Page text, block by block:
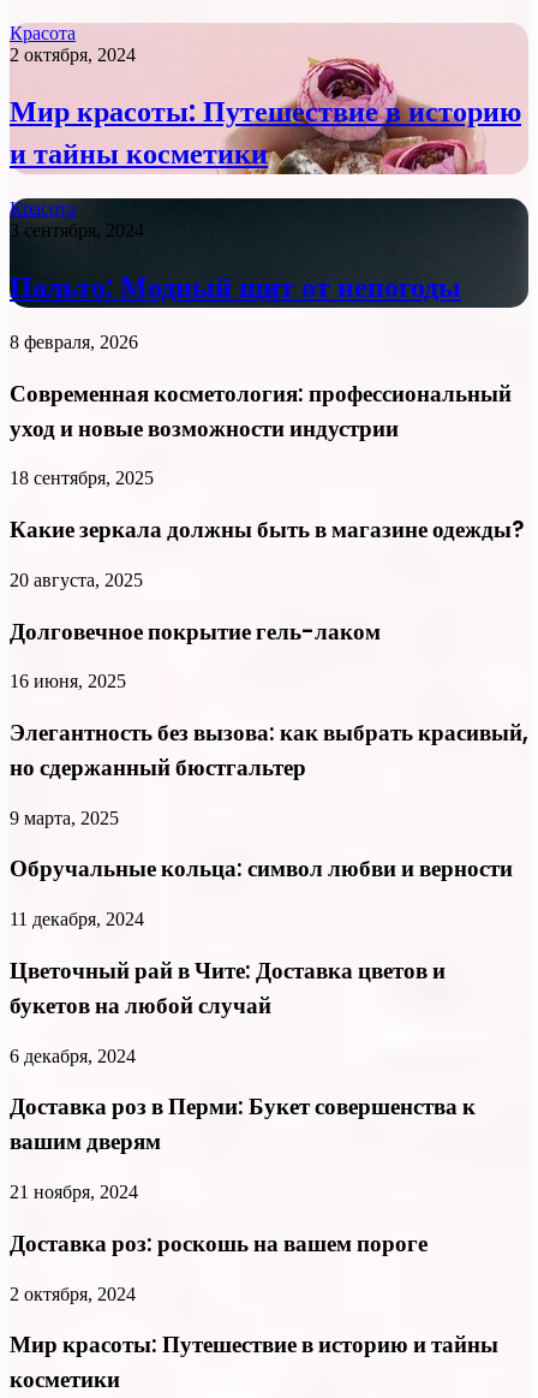
Красота
2 октября, 2024
Мир красоты: Путешествие в историю
и тайны косметики
Красота
3 сентября, 2024
Пальто: Модный щит от непогоды
8 февраля, 2026
Современная косметология: профессиональный
уход и новые возможности индустрии
18 сентября, 2025
Какие зеркала должны быть в магазине одежды?
20 августа, 2025
Долговечное покрытие гель-лаком
16 июня, 2025
Элегантность без вызова: как выбрать красивый,
но сдержанный бюстгальтер
9 марта, 2025
Обручальные кольца: символ любви и верности
11 декабря, 2024
Цветочный рай в Чите: Доставка цветов и
букетов на любой случай
6 декабря, 2024
Доставка роз в Перми: Букет совершенства к
вашим дверям
21 ноября, 2024
Доставка роз: роскошь на вашем пороге
2 октября, 2024
Мир красоты: Путешествие в историю и тайны
косметики